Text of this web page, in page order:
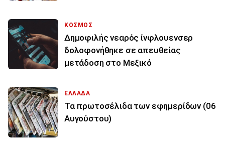
ΚΟΣΜΟΣ
Δημοφιλής νεαρός ίνφλουενσερ
δολοφονήθηκε σε απευθείας
μετάδοση στο Μεξικό
ΕΛΛΑΔΑ
Τα πρωτοσέλιδα των εφημερίδων (06
Αυγούστου)